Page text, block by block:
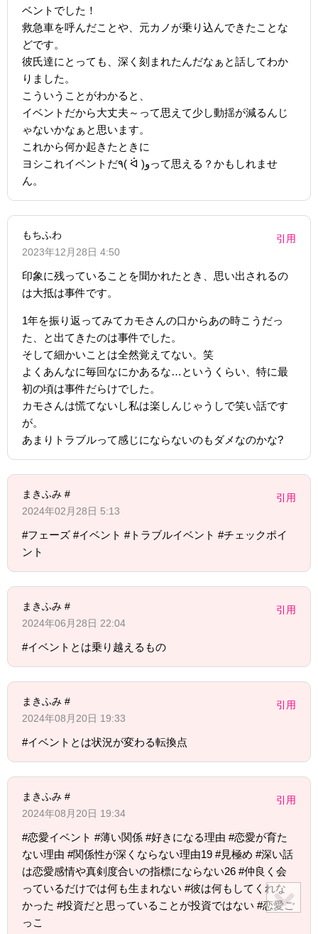
ベントでした！
救急車を呼んだことや、元カノが乗り込んできたことな
どです。
彼氏達にとっても、深く刻まれたんだなぁと話してわか
りました。
こういうことがわかると、
イベントだから大丈夫～って思えて少し動揺が減るんじ
ゃないかなぁと思います。
これから何か起きたときに
ヨシこれイベントだ٩( ᐛ )وって思える？かもしれませ
ん。
もちふわ
2023年12月28日 4:50
引用
印象に残っていることを聞かれたとき、思い出されるの
は大抵は事件です。
1年を振り返ってみてカモさんの口からあの時こうだっ
た、と出てきたのは事件でした。
そして細かいことは全然覚えてない。笑
よくあんなに毎回なにかあるな…というくらい、特に最
初の頃は事件だらけでした。
カモさんは慌てないし私は楽しんじゃうしで笑い話です
が。
あまりトラブルって感じにならないのもダメなのかな?
まきふみ #
2024年02月28日 5:13
引用
#フェーズ #イベント #トラブルイベント #チェックポイ
ント
まきふみ #
2024年06月28日 22:04
引用
#イベントとは乗り越えるもの
まきふみ #
2024年08月20日 19:33
引用
#イベントとは状況が変わる転換点
まきふみ #
2024年08月20日 19:34
引用
#恋愛イベント #薄い関係 #好きになる理由 #恋愛が育た
ない理由 #関係性が深くならない理由19 #見極め #深い話
は恋愛感情や真剣度合いの指標にならない26 #仲良く会
っているだけでは何も生まれない #彼は何もしてくれな
かった #投資だと思っていることが投資ではない #恋愛ご
っこ